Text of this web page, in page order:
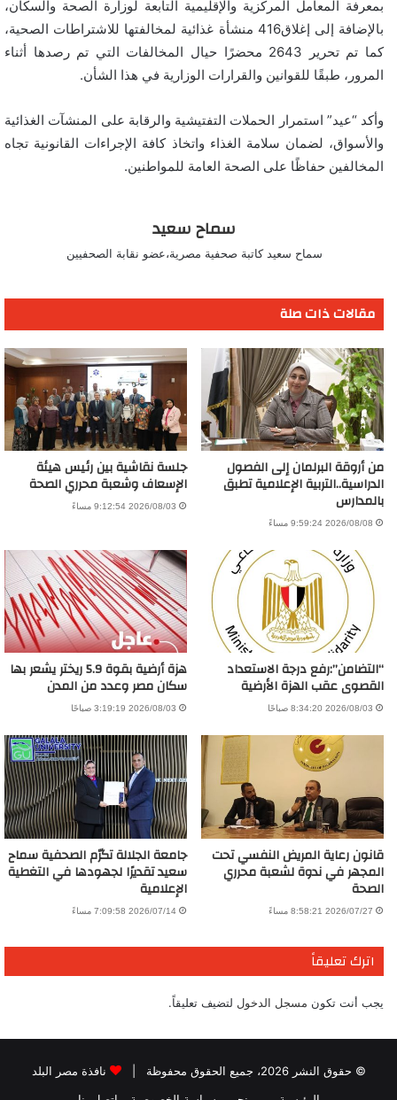
بمعرفة المعامل المركزية والإقليمية التابعة لوزارة الصحة والسكان،
بالإضافة إلى إغلاق416 منشأة غذائية لمخالفتها للاشتراطات الصحية،
كما تم تحرير 2643 محضرًا حيال المخالفات التي تم رصدها أثناء
المرور، طبقًا للقوانين والقرارات الوزارية في هذا الشأن.
وأكد “عيد” استمرار الحملات التفتيشية والرقابة على المنشآت الغذائية
والأسواق، لضمان سلامة الغذاء واتخاذ كافة الإجراءات القانونية تجاه
المخالفين حفاظًا على الصحة العامة للمواطنين.
سماح سعيد
سماح سعيد كاتبة صحفية مصرية،عضو نقابة الصحفيين
مقالات ذات صلة
من أروقة البرلمان إلى الفصول
الدراسية..التربية الإعلامية تطبق
بالمدارس
2026/08/08 9:59:24 مساءً
جلسة نقاشية بين رئيس هيئة
الإسعاف وشعبة محرري الصحة
2026/08/03 9:12:54 مساءً
“التضامن”:رفع درجة الاستعداد
القصوى عقب الهزة الأرضية
2026/08/03 8:34:20 صباحًا
هزة أرضية بقوة 5.9 ريختر يشعر بها
سكان مصر وعدد من المدن
2026/08/03 3:19:19 صباحًا
قانون رعاية المريض النفسي تحت
المجهر في ندوة لشعبة محرري
الصحة
2026/07/27 8:58:21 مساءً
جامعة الجلالة تكرّم الصحفية سماح
سعيد تقديرًا لجهودها في التغطية
الإعلامية
2026/07/14 7:09:58 مساءً
اترك تعليقاً
يجب أنت تكون مسجل الدخول لتضيف تعليقاً.
© حقوق النشر 2026، جميع الحقوق محفوظة |
نافذة مصر البلد